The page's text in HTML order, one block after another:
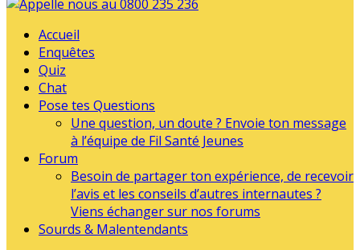
Accueil
Enquêtes
Quiz
Chat
Pose tes Questions
Une question, un doute ? Envoie ton message
à l’équipe de Fil Santé Jeunes
Forum
Besoin de partager ton expérience, de recevoir
l’avis et les conseils d’autres internautes ?
Viens échanger sur nos forums
Sourds & Malentendants